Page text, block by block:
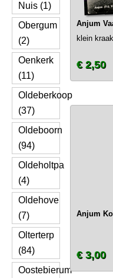
Nuis (1)
Obergum
(2)
Oenkerk
(11)
Oldeberkoop
(37)
Oldeboorn
(94)
Oldeholtpa
(4)
Oldehove
(7)
Olterterp
(84)
Oostebierum
Anjum
klein
€ 2,50
Anjum
€ 3,00